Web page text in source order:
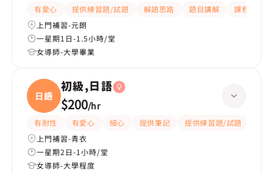
有愛心 提供練習題/試題 解題思路 題目講解
課程設計
上門補習-元朗
一星期1日-1.5小時/堂
女導師-大學畢業
日語
初級,日語
$200/hr
有耐性 有愛心 細心 提供筆記 提供練習題/試題
上門補習-青衣
一星期2日-1小時/堂
女導師-大學程度